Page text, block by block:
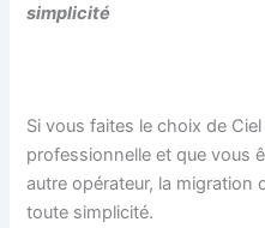
simplicité
Si vous faites le choix de
professionnelle et que vous
autre opérateur, la migration
toute simplicité.